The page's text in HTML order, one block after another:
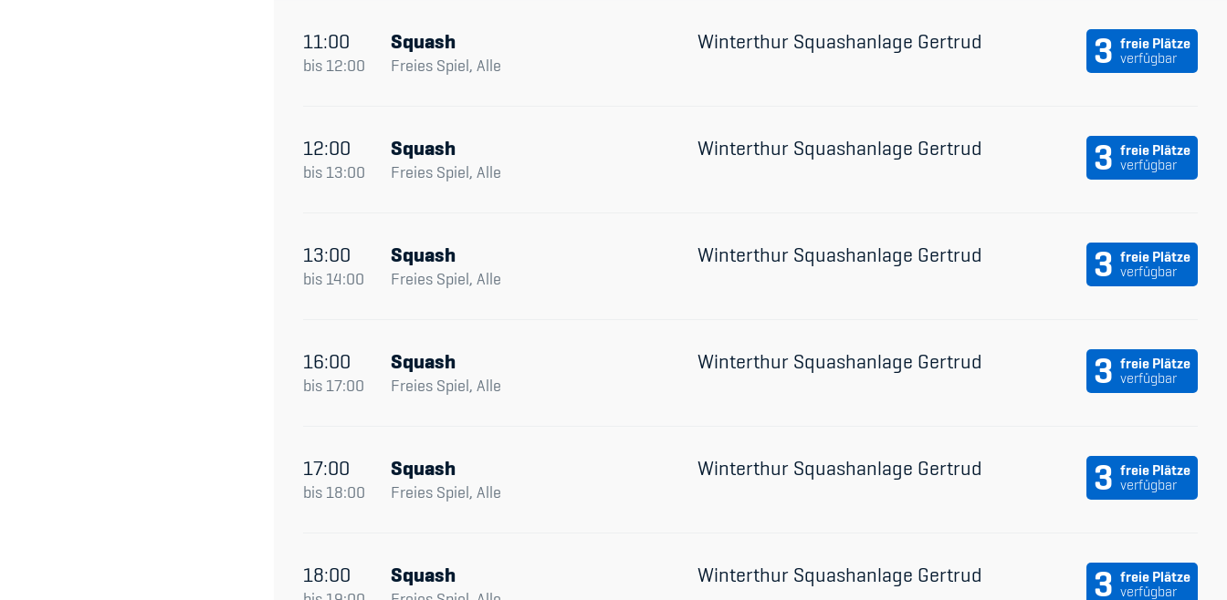
11:00
bis 12:00
Squash
Freies Spiel, Alle
Winterthur Squashanlage Gertrud 3 freie Plätze
verfügbar
12:00
bis 13:00
Squash
Freies Spiel, Alle
Winterthur Squashanlage Gertrud 3 freie Plätze
verfügbar
13:00
bis 14:00
Squash
Freies Spiel, Alle
Winterthur Squashanlage Gertrud 3 freie Plätze
verfügbar
16:00
bis 17:00
Squash
Freies Spiel, Alle
Winterthur Squashanlage Gertrud 3 freie Plätze
verfügbar
17:00
bis 18:00
Squash
Freies Spiel, Alle
Winterthur Squashanlage Gertrud 3 freie Plätze
verfügbar
18:00 Squash Winterthur Squashanlage Gertrud 3 freie Plätze
verfügbar